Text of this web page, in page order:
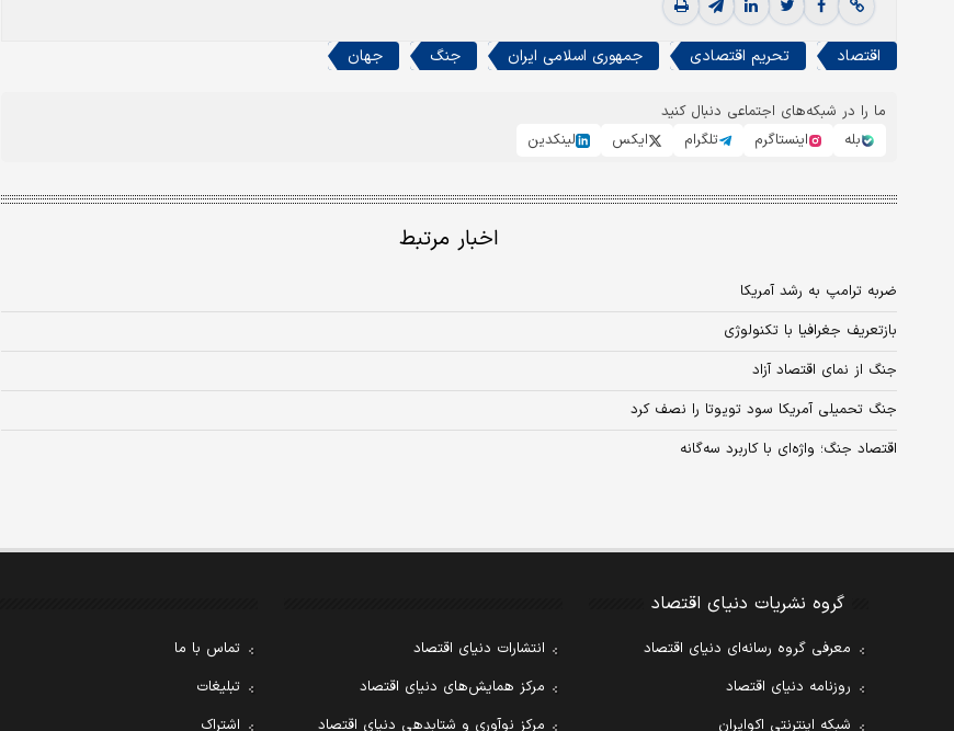
اقتصاد تحریم اقتصادی جمهوری اسلامی ایران جنگ جهان
ما را در شبکه‌های اجتماعی دنبال کنید
بله
اینستاگرم تلگرام ایکس لینکدین
اخبار مرتبط
ضربه ترامپ به رشد آمریکا
بازتعریف جغرافیا با تکنولوژی
جنگ از نمای اقتصاد آزاد
جنگ تحمیلی آمریکا سود تویوتا را نصف کرد
اقتصاد جنگ؛ واژه‌ای با کاربرد سه‌گانه
گروه نشریات دنیای اقتصاد
معرفی گروه رسانه‌ای دنیای اقتصاد
روزنامه دنیای اقتصاد
شبکه اینترنتی اکوایران
انتشارات دنیای اقتصاد
مرکز همایش‌های دنیای اقتصاد
مرکز نوآوری و شتابدهی دنیای اقتصاد
تماس با ما
تبلیغات
اشتراک